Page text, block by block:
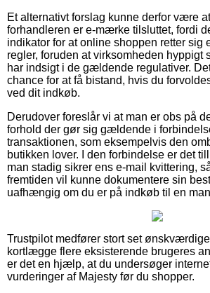
Et alternativt forslag kunne derfor være
forhandleren er e-mærke tilsluttet, fordi
indikator for at online shoppen retter sig
regler, foruden at virksomheden hyppigt
har indsigt i de gældende regulativer.
chance for at få bistand, hvis du
ved dit indkøb.
Derudover foreslår vi at man er obs på
forhold der gør sig gældende i
transaktionen, som eksempelvis den
butikken lover. I den forbindelse er det
man stadig sikrer ens e-mail kvittering,
fremtiden vil kunne dokumentere sin
uafhængig om du er på indkøb til en
Trustpilot medfører stort set
kortlægge flere eksisterende brugeres
er det en hjælp, at du undersøger
vurderinger af Majesty før du shopper.